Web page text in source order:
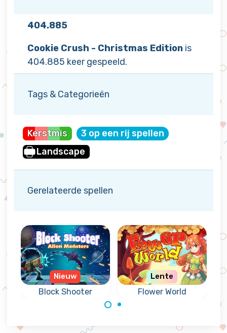
404.885
Cookie Crush - Christmas Edition is
404.885 keer gespeeld.
Tags & Categorieën
Kerstmis
3 op een rij spellen
Landscape
Gerelateerde spellen
Shooter
Nieuw
blokken
Flower World
Lente
bloemen in een
World